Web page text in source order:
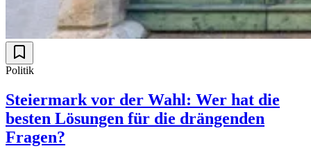
Politik
Steiermark vor der Wahl: Wer hat die
besten Lösungen für die drängenden
Fragen?